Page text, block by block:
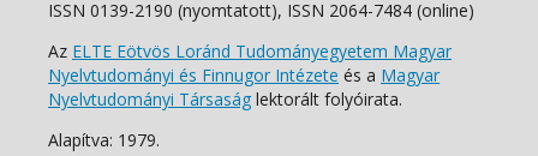
ISSN 0139-2190 (nyomtatott), ISSN 2064-7484 (online)
Az ELTE Eötvös Loránd Tudományegyetem Magyar
Nyelvtudományi és Finnugor Intézete és a Magyar
Nyelvtudományi Társaság lektorált folyóirata.
Alapítva: 1979.